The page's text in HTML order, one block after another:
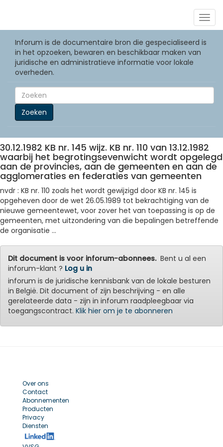
Inforum is de documentaire bron die gespecialiseerd is
in het opzoeken, bewaren en beschikbaar maken van
juridische en administratieve informatie voor lokale
overheden.
Zoeken
30.12.1982 KB nr. 145 wijz. KB nr. 110 van 13.12.1982
waarbij het begrotingsevenwicht wordt opgelegd
aan de provincies, aan de gemeenten en aan de
agglomeraties en federaties van gemeenten
nvdr : KB nr. 110 zoals het wordt gewijzigd door KB nr. 145 is
opgeheven door de wet 26.05.1989 tot bekrachtiging van de
nieuwe gemeentewet, voor zover het van toepassing is op de
gemeenten, met uitzondering van die bepalingen betreffende
de organisatie ...
Dit document is voor inforum-abonnees.Bent u al een
inforum-klant ? Log u in
inforum is de juridische kennisbank van de lokale besturen
in België. Dit document of zijn beschrijving - en alle
gerelateerde data - zijn in inforum raadpleegbaar via
toegangscontract. Klik hier om je te abonneren
Over ons
Contact
Abonnementen
Producten
Privacy
Diensten